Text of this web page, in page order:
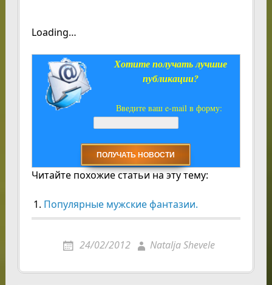
Loading…
Хотите получать лучшие
публикации?
Введите ваш e-mail в форму:
Читайте похожие статьи на эту тему:
Популярные мужские фантазии.
24/02/2012 Natalja Shevele